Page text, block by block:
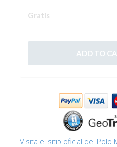
FRANÇAIS
ESPAÑOL
Visita el sitio oficial del Polo